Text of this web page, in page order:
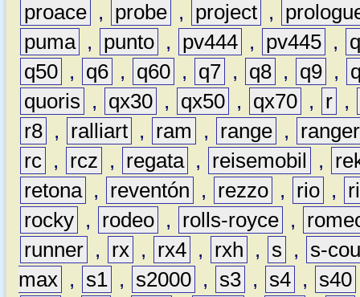
proace , probe , project ,
puma , punto , pv444 , pv445 ,
q50 , q6 , q60 , q7 , q8 , q9 ,
quoris
, qx30 , qx50 , qx70 , r ,
r8 , ralliart , ram , range ,
ranger
rc , rcz , regata , reisemobil ,
retona , reventón , rezzo , rio ,
rocky , rodeo , rolls-royce ,
runner , rx , rx4 , rxh , s ,
s-
max , s1 , s2000 , s3 , s4 , s40